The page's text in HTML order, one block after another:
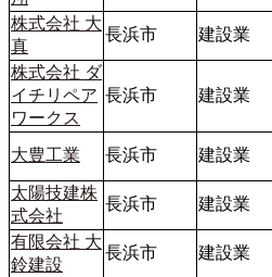
株式会社 大
真
長浜市 建設業
株式会社 ダ
イチリペア
ワークス
長浜市 建設業
大豊工業 長浜市 建設業
太陽技建株
式会社
長浜市 建設業
有限会社 大
鈴建設
長浜市 建設業